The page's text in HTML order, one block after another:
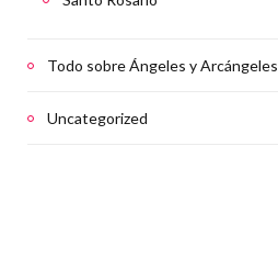
Todo sobre Ángeles y Arcángeles
Uncategorized